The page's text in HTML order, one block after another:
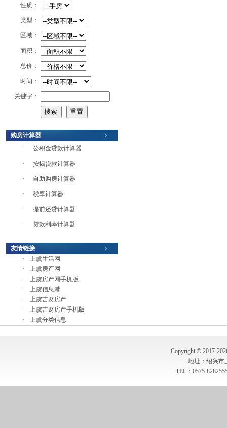
性质：
类型：
区域：
面积：
总价：
时间：
关键字：
购房计算器
·
公积金贷款计算器
· 按揭贷款计算器
· 自助购房计算器
· 税率计算器
· 提前还贷计算器
· 贷款利率计算器
友情链接
·
上虞生活网
·
上虞房产网
·
上虞房产网手机版
·
上虞信息港
·
上虞吉财房产
·
上虞吉财房产手机版
·
上虞分类信息
Copyright © 2017-
地址：绍兴市
TEL：0575-